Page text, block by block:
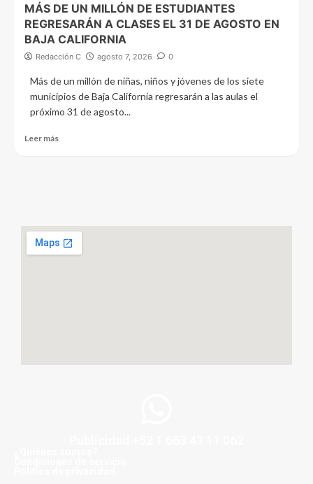
MÁS DE UN MILLÓN DE ESTUDIANTES
REGRESARÁN A CLASES EL 31 DE AGOSTO EN
BAJA CALIFORNIA
Redacción C agosto 7, 2026 0
Más de un millón de niñas, niños y jóvenes de los siete
municipios de Baja California regresarán a las aulas el
próximo 31 de agosto...
Leer más